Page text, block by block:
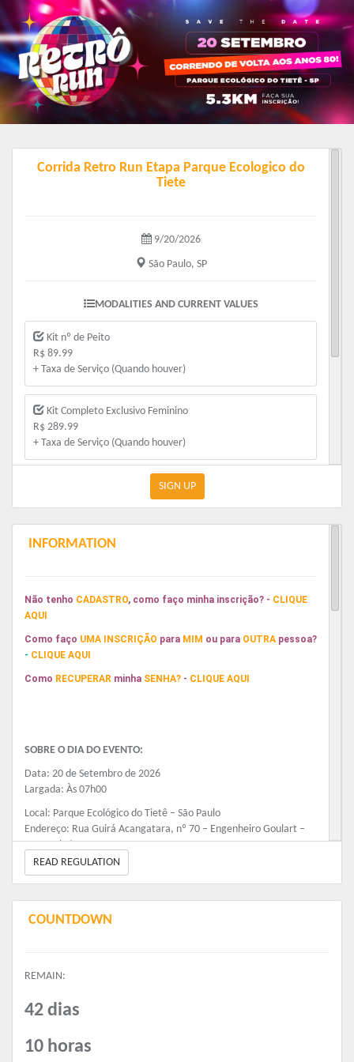
Corrida Retro Run Etapa Parque Ecologico do
Tiete
9/20/2026
São Paulo, SP
MODALITIES AND CURRENT VALUES
Kit nº de Peito
R$ 89.99
+ Taxa de Serviço (Quando houver)
Kit Completo Exclusivo Feminino
R$ 289.99
+ Taxa de Serviço (Quando houver)
SIGN UP
INFORMATION
Não tenho CADASTRO, como faço minha inscrição? - CLIQUE
AQUI
Como faço UMA INSCRIÇÃO para MIM ou para OUTRA pessoa?
- CLIQUE AQUI
Como RECUPERAR minha SENHA? - CLIQUE AQUI
SOBRE O DIA DO EVENTO:
Data: 20 de Setembro de 2026
Largada: Às 07h00
Local: Parque Ecológico do Tietê – São Paulo
Endereço: Rua Guirá Acangatara, nº 70 – Engenheiro Goulart –
São Paulo/SP
Percursos: Corrida 5,3 km e Caminhada 5,3 km
R$79,99 até 04/07
R$99,99 até o Fim das Inscrições
R$99,99 até 16/05
READ REGULATION
COUNTDOWN
REMAIN:
42 dias
10 horas